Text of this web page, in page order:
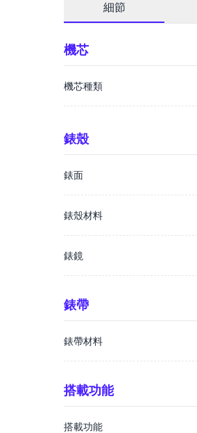
細節
機芯
機芯種類
錶殼
錶面
錶殼材料
錶鏡
錶帶
錶帶材料
搭載功能
搭載功能